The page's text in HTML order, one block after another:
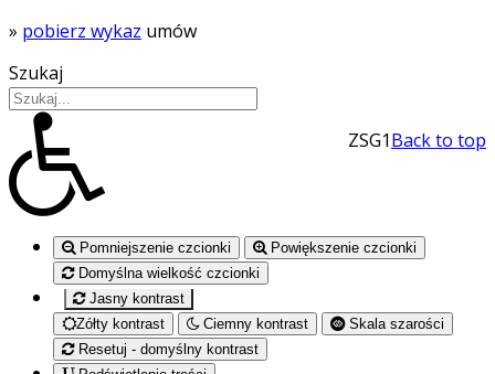
» pobierz wykaz umów
Szukaj
Back to top
ZSG1
Pomniejszenie czcionki
Powiększenie czcionki
Domyślna wielkość czcionki
Jasny kontrast
Zółty kontrast
Ciemny kontrast
Skala szarości
Resetuj - domyślny kontrast